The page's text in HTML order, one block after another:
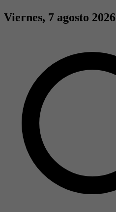
Viernes, 7 agosto 2026